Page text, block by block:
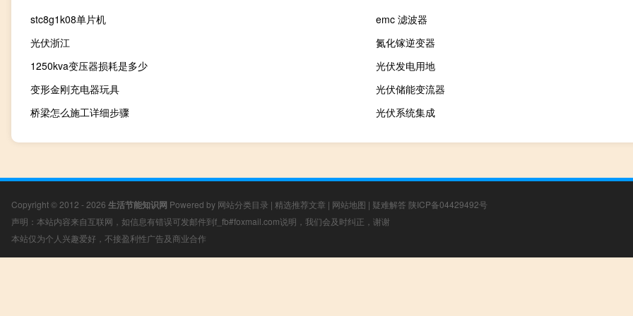
stc8g1k08单片机
emc 滤波器
光伏浙江
氮化镓逆变器
1250kva变压器损耗是多少
光伏发电用地
变形金刚充电器玩具
光伏储能变流器
桥梁怎么施工详细步骤
光伏系统集成
Copyright © 2012 - 2026 生活节能知识网 Powered by 网站分类目录 | 精选推荐文章 | 网站地图 | 疑难解答 陕ICP备04429492号
声明：本站内容来自互联网，如信息有错误可发邮件到f_fb#foxmail.com说明，我们会及时纠正，谢谢
本站仅为个人兴趣爱好，不接盈利性广告及商业合作